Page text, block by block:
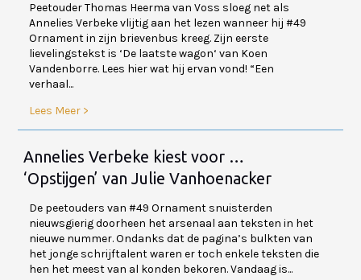
Peetouder Thomas Heerma van Voss sloeg net als
Annelies Verbeke vlijtig aan het lezen wanneer hij #49
Ornament in zijn brievenbus kreeg. Zijn eerste
lievelingstekst is ‘De laatste wagon‘ van Koen
Vandenborre. Lees hier wat hij ervan vond! “Een
verhaal...
Lees Meer >
Annelies Verbeke kiest voor …
‘Opstijgen’ van Julie Vanhoenacker
De peetouders van #49 Ornament snuisterden
nieuwsgierig doorheen het arsenaal aan teksten in het
nieuwe nummer. Ondanks dat de pagina’s bulkten van
het jonge schrijftalent waren er toch enkele teksten die
hen het meest van al konden bekoren. Vandaag is...